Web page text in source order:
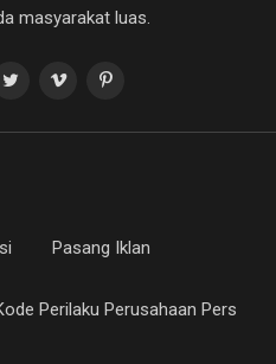
masyarakat luas.
Pasang Iklan
Perilaku Perusahaan Pers